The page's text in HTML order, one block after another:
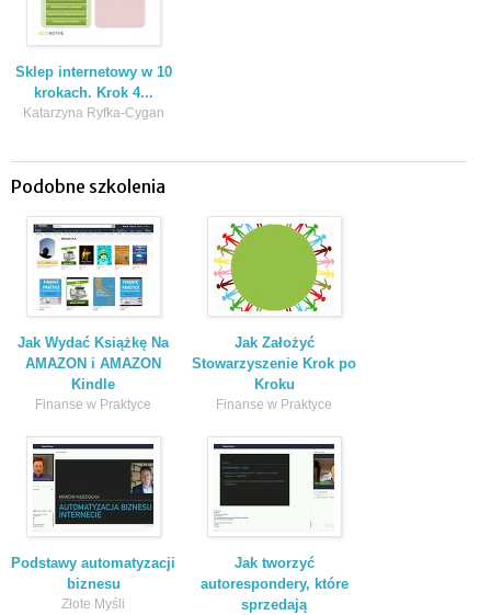
Sklep internetowy w 10
krokach. Krok 4...
Katarzyna Ryfka-Cygan
Podobne szkolenia
Jak Wydać Książkę Na
AMAZON i AMAZON
Kindle
Finanse w Praktyce
Jak Założyć
Stowarzyszenie Krok po
Kroku
Finanse w Praktyce
Podstawy automatyzacji
biznesu
Złote Myśli
Jak tworzyć
autorespondery, które
sprzedają